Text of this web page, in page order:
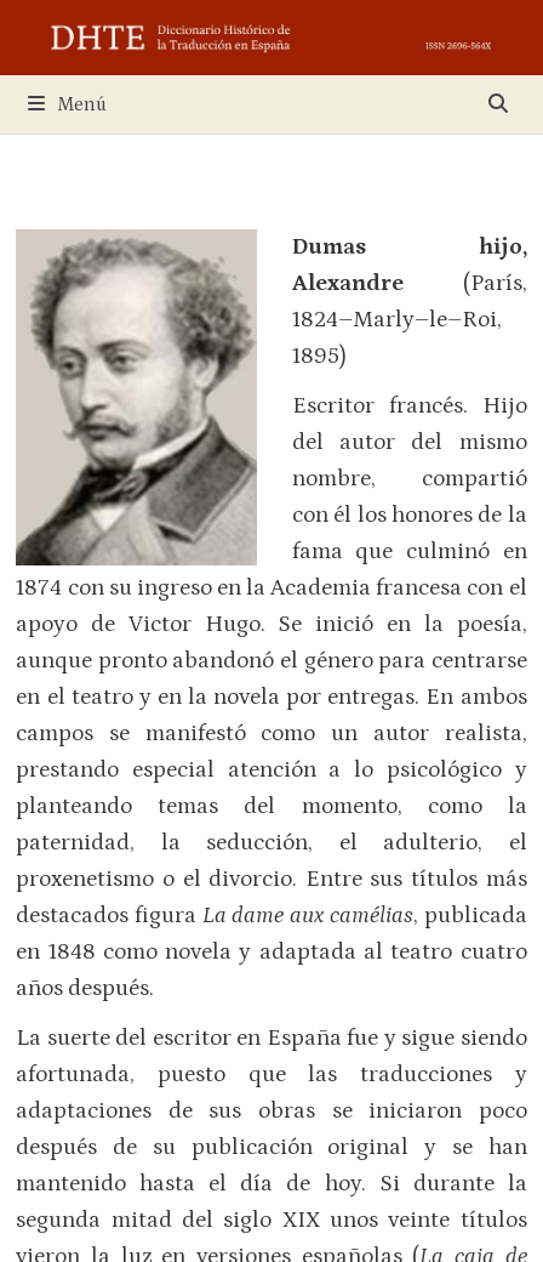
contenido
Menú
Dumas hijo,
Alexandre (París,
1824–Marly–le–Roi,
1895)
Escritor francés. Hijo
del autor del mismo
nombre, compartió
con él los honores de la
fama que culminó en
1874 con su ingreso en la Academia francesa con el
apoyo de Victor Hugo. Se inició en la poesía,
aunque pronto abandonó el género para centrarse
en el teatro y en la novela por entregas. En ambos
campos se manifestó como un autor realista,
prestando especial atención a lo psicológico y
planteando temas del momento, como la
paternidad, la seducción, el adulterio, el
proxenetismo o el divorcio. Entre sus títulos más
destacados figura La dame aux camélias, publicada
en 1848 como novela y adaptada al teatro cuatro
años después.
La suerte del escritor en España fue y sigue siendo
afortunada, puesto que las traducciones y
adaptaciones de sus obras se iniciaron poco
después de su publicación original y se han
mantenido hasta el día de hoy. Si durante la
segunda mitad del siglo XIX unos veinte títulos